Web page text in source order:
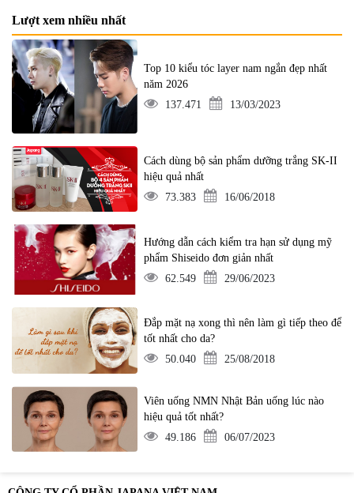
Lượt xem nhiều nhất
Top 10 kiểu tóc layer nam ngắn đẹp nhất
năm 2026
137.471
13/03/2023
Cách dùng bộ sản phẩm dưỡng trắng SK-II
hiệu quả nhất
73.383
16/06/2018
Hướng dẫn cách kiểm tra hạn sử dụng mỹ
phẩm Shiseido đơn giản nhất
62.549
29/06/2023
Đắp mặt nạ xong thì nên làm gì tiếp theo để
tốt nhất cho da?
50.040
25/08/2018
Viên uống NMN Nhật Bản uống lúc nào
hiệu quả tốt nhất?
49.186
06/07/2023